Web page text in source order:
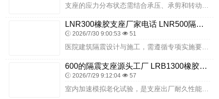
LNR300橡胶支座厂家电话 LNR500隔震支座什么价格 隔震减震支座源头工厂
2026/7/30 9:00:53 51
医院建筑隔震设计与施工，需遵循专项实施要点，保障隔震效果与医疗功能兼容。设计阶段，需结合医院建筑规模、结构形式、医疗设备布局、荷载分布，科学确定隔震支座规格与布...
600的隔震支座源头工厂 LRB1300橡胶隔震支座厂家 HDR900高阻尼橡胶支座源头工厂
2026/7/29 9:12:04 57